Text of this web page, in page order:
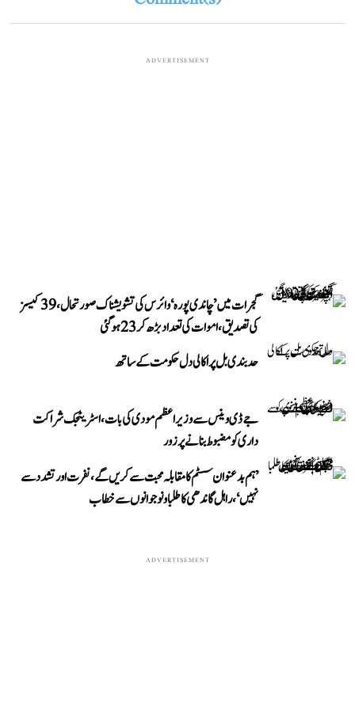
ADVERTISEMENT
گجرات میں ’چاندی پورہ‘ وائرس کی تشویشناک صورتحال، 39 کیسز
کی تصدیق، اموات کی تعداد بڑھ کر 23 ہوگئی
حد بندی بل پر اکالی دل حکومت کے ساتھ
جے ڈی وینس سے وزیر اعظم مودی کی بات، اسٹریٹجک شراکت
داری کو مضبوط بنانے پر زور
’ہم بدعنوان سسٹم کا مقابلہ محبت سے کریں گے، نفرت اور تشدد سے
نہیں‘، راہل گاندھی کا طلبا و نوجوانوں سے خطاب
ADVERTISEMENT